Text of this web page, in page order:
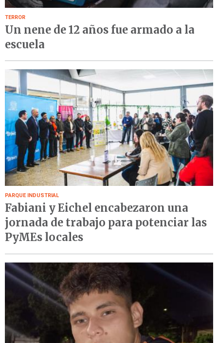
TERROR
Un nene de 12 años fue armado a la
escuela
PARQUE INDUSTRIAL
Fabiani y Eichel encabezaron una
jornada de trabajo para potenciar las
PyMEs locales